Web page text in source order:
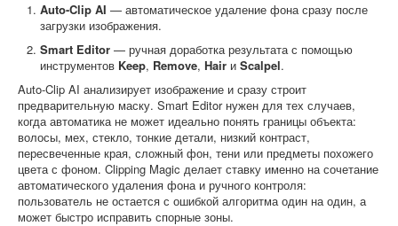
Auto-Clip AI — автоматическое удаление фона сразу после
загрузки изображения.
Smart Editor — ручная доработка результата с помощью
инструментов Keep, Remove, Hair и Scalpel.
Auto-Clip AI анализирует изображение и сразу строит
предварительную маску. Smart Editor нужен для тех случаев,
когда автоматика не может идеально понять границы объекта:
волосы, мех, стекло, тонкие детали, низкий контраст,
пересвеченные края, сложный фон, тени или предметы похожего
цвета с фоном. Clipping Magic делает ставку именно на сочетание
автоматического удаления фона и ручного контроля:
пользователь не остается с ошибкой алгоритма один на один, а
может быстро исправить спорные зоны.